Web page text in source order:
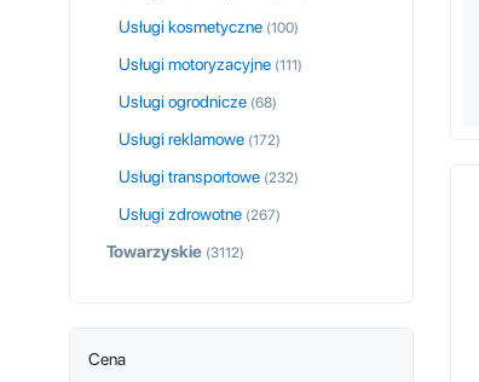
Usługi kosmetyczne (100)
Usługi motoryzacyjne (111)
Usługi ogrodnicze (68)
Usługi reklamowe (172)
Usługi transportowe (232)
Usługi zdrowotne (267)
Towarzyskie (3112)
Cena